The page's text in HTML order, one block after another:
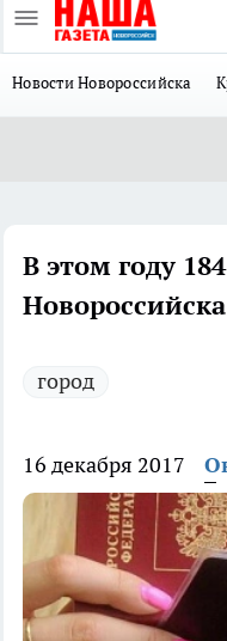
Новости Новороссийска
В этом году
город
16 декабря 2017